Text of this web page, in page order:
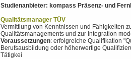
Studienanbieter: kompass Präsenz- und
Qualitätsmanager TÜV
Vermittlung von Kenntnissen und Fähigkeiten
Qualitätsmanagements und zur Integration
Voraussetzungen: erfolgreiche Qualifikation
Berufsausbildung oder höherwertige
Tätigkei